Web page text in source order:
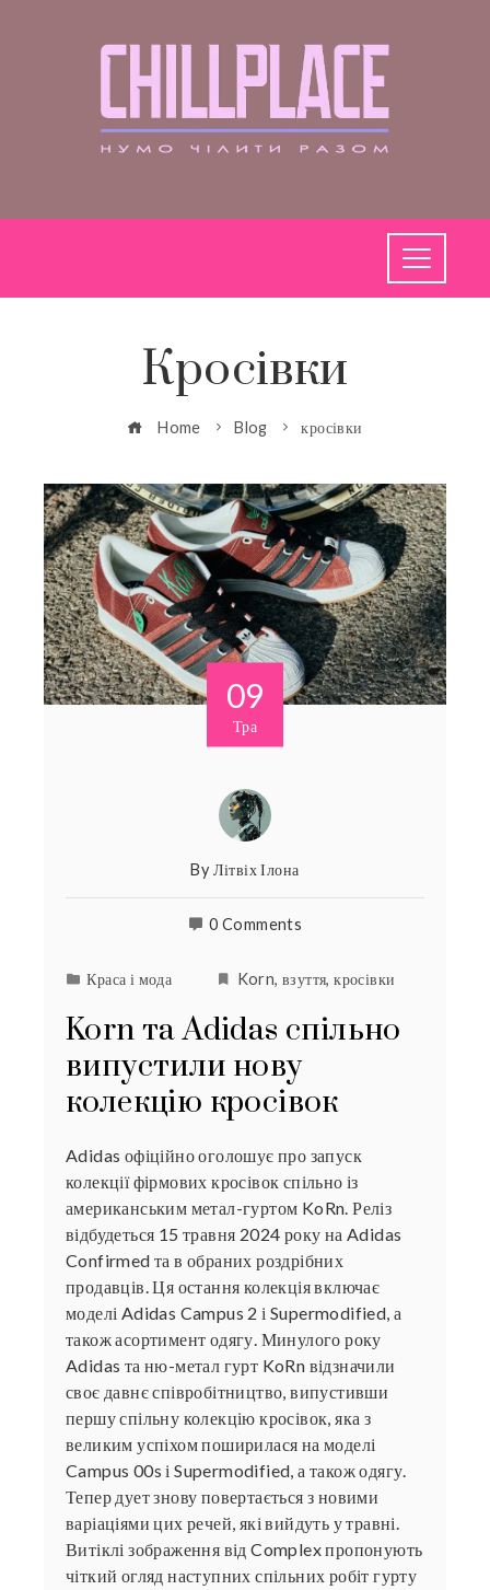
Кросівки
Home Blog кросівки
09
Тра
By Літвіх Ілона
0 Comments
Краса і мода Korn,взуття,кросівки
Korn та Adidas спільно
випустили нову
колекцію кросівок
Adidas офіційно оголошує про запуск
колекції фірмових кросівок спільно із
американським метал-гуртом KoRn. Реліз
відбудеться 15 травня 2024 року на Adidas
Confirmed та в обраних роздрібних
продавців. Ця остання колекція включає
моделі Adidas Campus 2 і Supermodified, а
також асортимент одягу. Минулого року
Adidas та ню-метал гурт KoRn відзначили
своє давнє співробітництво, випустивши
першу спільну колекцію кросівок, яка з
великим успіхом поширилася на моделі
Campus 00s і Supermodified, а також одягу.
Тепер дует знову повертається з новими
варіаціями цих речей, які вийдуть у травні.
Витіклі зображення від Complex пропонують
чіткий огляд наступних спільних робіт гурту